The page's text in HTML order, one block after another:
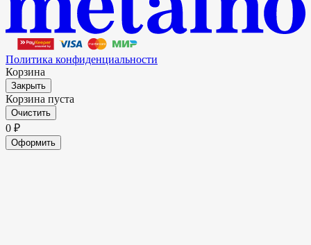
Политика конфиденциальности
Корзина
Закрыть
Корзина пуста
Очистить
0 ₽
Оформить